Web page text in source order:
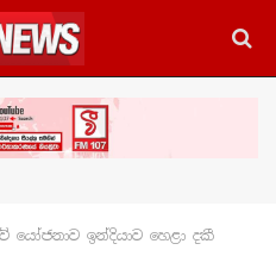
‌යෝජනාව ඉන්දියාව හෙළා දකී